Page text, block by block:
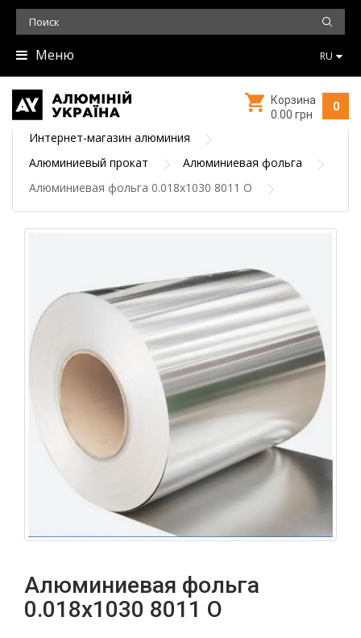
Меню RU
0
Корзина
0.00 грн
Интернет-магазин алюминия
Алюминиевый прокат
Алюминиевая фольга
Алюминиевая фольга 0.018х1030 8011 О
Алюминиевая фольга
0.018х1030 8011 О